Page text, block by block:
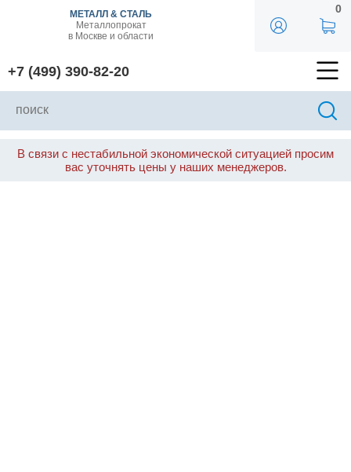
МЕТАЛЛ & СТАЛЬ
Металлопрокат
в Москве и области
+7 (499) 390-82-20
0
В связи с нестабильной экономической ситуацией просим
вас уточнять цены у наших менеджеров.